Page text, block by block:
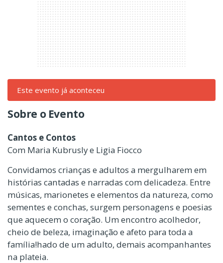
Este evento já aconteceu
Sobre o Evento
Cantos e Contos
Com Maria Kubrusly e Ligia Fiocco
Convidamos crianças e adultos a mergulharem em
histórias cantadas e narradas com delicadeza. Entre
músicas, marionetes e elementos da natureza, como
sementes e conchas, surgem personagens e poesias
que aquecem o coração. Um encontro acolhedor,
cheio de beleza, imaginação e afeto para toda a
família!hado de um adulto, demais acompanhantes
na plateia.